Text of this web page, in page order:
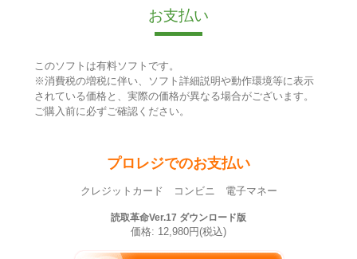
お支払い
このソフトは有料ソフトです。
※消費税の増税に伴い、ソフト詳細説明や動作環境等に表示
されている価格と、実際の価格が異なる場合がございます。
ご購入前に必ずご確認ください。
プロレジでのお支払い
クレジットカード コンビニ 電子マネー
読取革命Ver.17 ダウンロード版
価格: 12,980円(税込)